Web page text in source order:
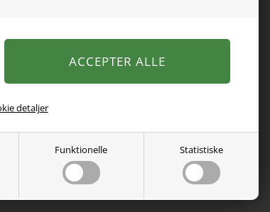
Funktionelle Statistiske
detaljer
Varenummer:13251679-4917415